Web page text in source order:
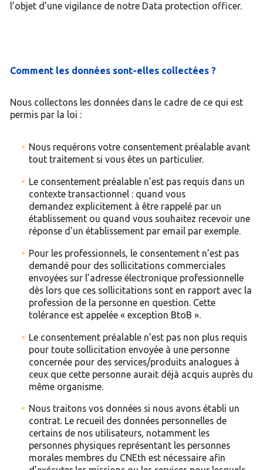
l’objet d’une vigilance de notre Data protection officer.
Comment les données sont-elles collectées ?
Nous collectons les données dans le cadre de ce qui est
permis par la loi :
Nous requérons votre consentement préalable avant
tout traitement si vous êtes un particulier.
Le consentement préalable n’est pas requis dans un
contexte transactionnel : quand vous
demandez explicitement à être rappelé par un
établissement ou quand vous souhaitez recevoir une
réponse d'un établissement par email par exemple.
Pour les professionnels, le consentement n’est pas
demandé pour des sollicitations commerciales
envoyées sur l’adresse électronique professionnelle
dès lors que ces sollicitations sont en rapport avec la
profession de la personne en question. Cette
tolérance est appelée « exception BtoB ».
Le consentement préalable n’est pas non plus requis
pour toute sollicitation envoyée à une personne
concernée pour des services/produits analogues à
ceux que cette personne aurait déjà acquis auprès du
même organisme.
Nous traitons vos données si nous avons établi un
contrat. Le recueil des données personnelles de
certains de nos utilisateurs, notamment les
personnes physiques représentant les personnes
morales membres du CNEth est nécessaire afin